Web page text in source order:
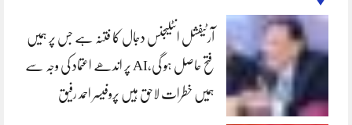
آرٹیفشل انٹلیجنس دجال کا فتنہ ہے جس پر ہمیں
فتح حاصل ہو گی،AI پر اندھے اعتماد کی وجہ سے
ہمیں خطرات لاحق ہیں پروفیسر احمد رفیق